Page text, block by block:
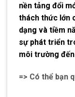
nền tảng đổi
thách thức lớn
dạng và tiềm
sự phát triển
môi trường
=> Có thể bạn